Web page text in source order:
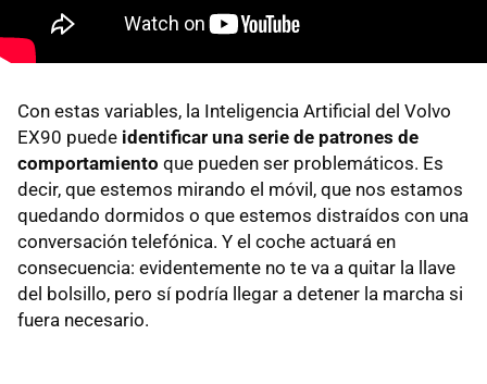
Con estas variables, la Inteligencia Artificial del Volvo
EX90 puede identificar una serie de patrones de
comportamiento que pueden ser problemáticos. Es
decir, que estemos mirando el móvil, que nos estamos
quedando dormidos o que estemos distraídos con una
conversación telefónica. Y el coche actuará en
consecuencia: evidentemente no te va a quitar la llave
del bolsillo, pero sí podría llegar a detener la marcha si
fuera necesario.